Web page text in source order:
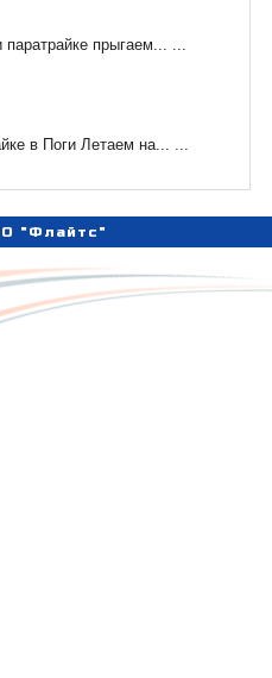
прыгаем... ...
в Поги Летаем на... ...
"Флайтс"